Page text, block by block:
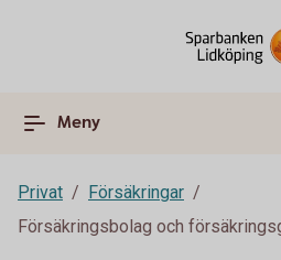
Meny
Privat
Försäkringar
Försäkringsbolag och